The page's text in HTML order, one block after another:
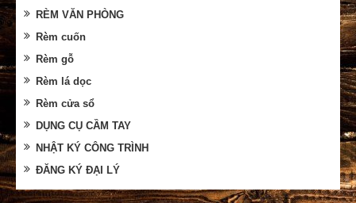
RÈM VĂN PHÒNG
Rèm cuốn
Rèm gỗ
Rèm lá dọc
Rèm cửa sổ
DỤNG CỤ CẦM TAY
NHẬT KÝ CÔNG TRÌNH
ĐĂNG KÝ ĐẠI LÝ